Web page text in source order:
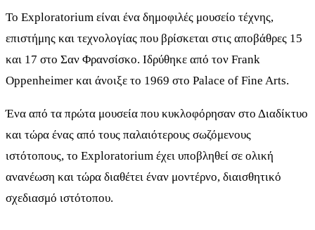
Το Exploratorium είναι ένα δημοφιλές μουσείο τέχνης,
επιστήμης και τεχνολογίας που βρίσκεται στις αποβάθρες 15
και 17 στο Σαν Φρανσίσκο. Ιδρύθηκε από τον Frank
Oppenheimer και άνοιξε το 1969 στο Palace of Fine Arts.
Ένα από τα πρώτα μουσεία που κυκλοφόρησαν στο Διαδίκτυο
και τώρα ένας από τους παλαιότερους σωζόμενους
ιστότοπους, το Exploratorium έχει υποβληθεί σε ολική
ανανέωση και τώρα διαθέτει έναν μοντέρνο, διαισθητικό
σχεδιασμό ιστότοπου.